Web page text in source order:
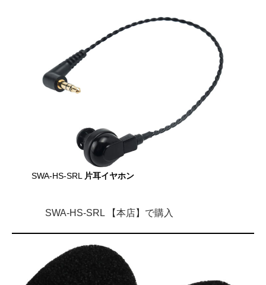
SWA-HS-SRL 片耳イヤホン
SWA-HS-SRL 【本店】で購入